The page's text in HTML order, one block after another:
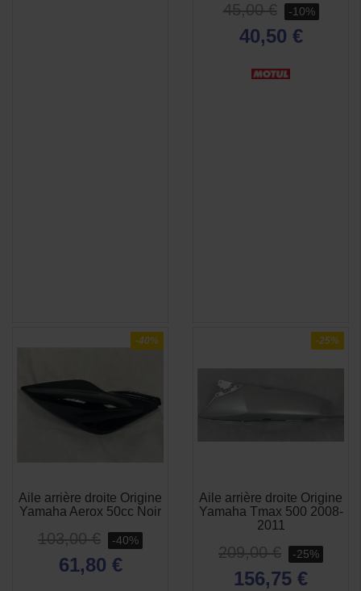
45,00 € -10%
40,50 €
-40%
Aile arrière droite Origine
Yamaha Aerox 50cc Noir
103,00 € -40%
61,80 €
-25%
Aile arrière droite Origine
Yamaha Tmax 500 2008-
2011
209,00 € -25%
156,75 €
APERÇU
RAPIDE
APERÇU
RAPIDE